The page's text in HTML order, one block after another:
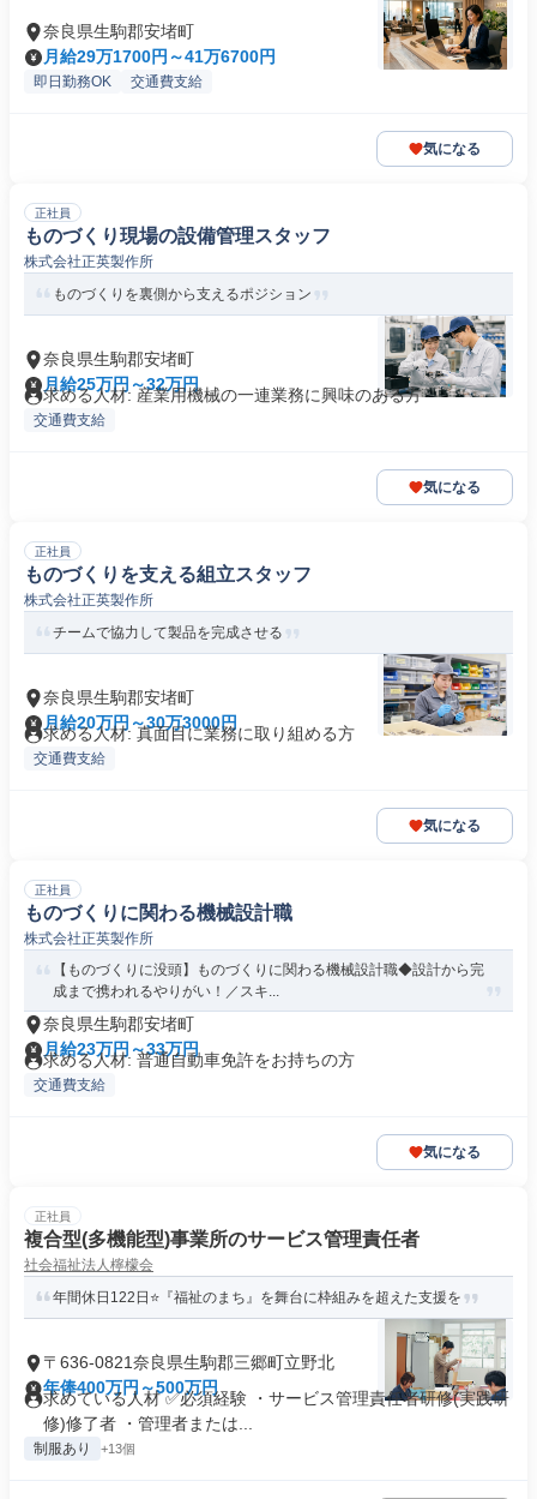
奈良県生駒郡安堵町
月給29万1700円～41万6700円
即日勤務OK 交通費支給
気になる
正社員
ものづくり現場の設備管理スタッフ
株式会社正英製作所
ものづくりを裏側から支えるポジション
奈良県生駒郡安堵町
月給25万円～32万円
求める人材: 産業用機械の一連業務に興味のある方
交通費支給
気になる
正社員
ものづくりを支える組立スタッフ
株式会社正英製作所
チームで協力して製品を完成させる
奈良県生駒郡安堵町
月給20万円～30万3000円
求める人材: 真面目に業務に取り組める方
交通費支給
気になる
正社員
ものづくりに関わる機械設計職
株式会社正英製作所
【ものづくりに没頭】ものづくりに関わる機械設計職◆設計から完
成まで携われるやりがい！／スキ...
奈良県生駒郡安堵町
月給23万円～33万円
求める人材: 普通自動車免許をお持ちの方
交通費支給
気になる
正社員
複合型(多機能型)事業所のサービス管理責任者
社会福祉法人檸檬会
年間休日122日⭐『福祉のまち』を舞台に枠組みを超えた支援を
〒636-0821奈良県生駒郡三郷町立野北
年俸400万円～500万円
求めている人材 ✅必須経験 ・サービス管理責任者研修(実践研
修)修了者 ・管理者または...
制服あり +13個